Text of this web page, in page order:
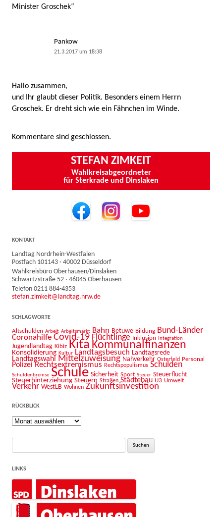
Minister Groschek“
Pankow
21.3.2017 um 18:38
Hallo zusammen,
und Ihr glaubt dieser Politik. Besonders einem Herrn
Groschek. Er dreht sich wie ein Fähnchen im Winde.
Kommentare sind geschlossen.
STEFAN ZIMKEIT
Wahlkreisabgeordneter
für Sterkrade und Dinslaken
KONTAKT
Landtag Nordrhein-Westfalen
Postfach 101143 · 40002 Düsseldorf
Wahlkreisbüro Oberhausen/Dinslaken
Schwartzstraße 52 · 46045 Oberhausen
Telefon 0211 884-4353
stefan.zimkeit@landtag.nrw.de
SCHLAGWORTE
Altschulden Arbeit Arbeitsmarkt Bahn Betuwe Bildung Bund-Länder
Coronahilfe Covid-19 Flüchtlinge Inklusion Integration
Jugendlandtag Kibiz Kita Kommunalfinanzen
Konsolidierung Kultur Landtagsbesuch Landtagsrede
Landtagswahl Mittelzuweisung Nahverkehr Osterfeld Personal
Polizei Rechtsextremismus Rechtspopulismus Schulden
Schuldenbremse Schule Sicherheit Sport Steuer Steuerflucht
Steuerhinterziehung Steuern Straßen Städtebau U3 Umwelt
Verkehr WestLB Wohnen Zukunftsinvestition
RÜCKBLICK
Rückblick
LINKS